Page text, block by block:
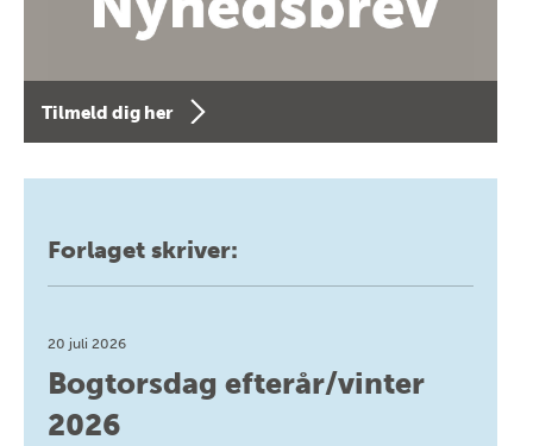
Tilmeld dig her
Forlaget skriver:
20 juli 2026
Bogtorsdag efterår/vinter
2026